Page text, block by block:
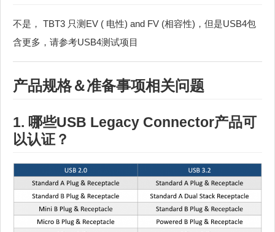
不是， TBT3 只测EV ( 电性) and FV (相容性)，但是USB4包
含更多，请参考USB4测试项目
产品规格＆准备事项相关问题
1. 哪些USB Legacy Connector产品可
以认证？